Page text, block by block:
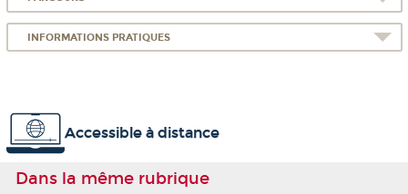
INFORMATIONS PRATIQUES
Accessible à distance
Dans la même rubrique